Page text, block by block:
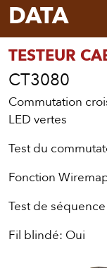
DATA
TESTEUR
CT3080
Commutation
LED vertes
Test du
Fonction
Test de
Fil blindé: Oui